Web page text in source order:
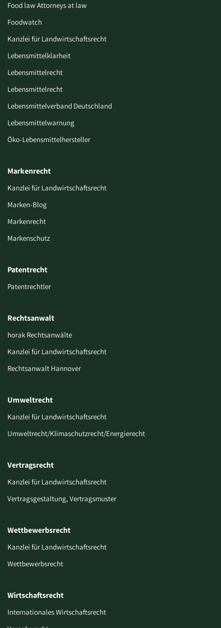
Food law Attorneys at law
Foodwatch
Kanzlei für Landwirtschaftsrecht
Lebensmittelklarheit
Lebensmittelrecht
Lebensmittelrecht
Lebensmittelverband Deutschland
Lebensmittelwarnung
Öko-Lebensmittelhersteller
Markenrecht
Kanzlei für Landwirtschaftsrecht
Marken-Blog
Markenrecht
Markenschutz
Patentrecht
Patentrechtler
Rechtsanwalt
horak Rechtsanwälte
Kanzlei für Landwirtschaftsrecht
Rechtsanwalt Hannover
Umweltrecht
Kanzlei für Landwirtschaftsrecht
Umweltrecht/Klimaschutzrecht/Energierecht
Vertragsrecht
Kanzlei für Landwirtschaftsrecht
Vertragsgestaltung, Vertragsmuster
Wettbewerbsrecht
Kanzlei für Landwirtschaftsrecht
Wettbewerbsrecht
Wirtschaftsrecht
Internationales Wirtschaftsrecht